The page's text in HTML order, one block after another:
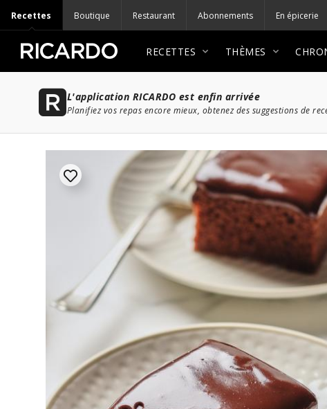
Recettes Boutique Restaurant Abonnements En épicerie
RECETTES THÈMES
L'application RICARDO est enfin arrivée
Planifiez vos repas encore mieux, obtenez des suggestions de